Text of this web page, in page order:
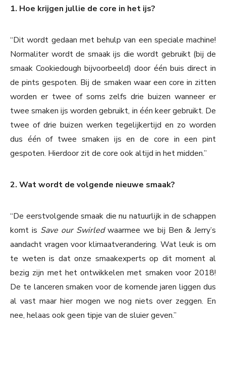
1. Hoe krijgen jullie de core in het ijs?
“Dit wordt gedaan met behulp van een speciale machine!
Normaliter wordt de smaak ijs die wordt gebruikt (bij de
smaak Cookiedough bijvoorbeeld) door één buis direct in
de pints gespoten. Bij de smaken waar een core in zitten
worden er twee of soms zelfs drie buizen wanneer er
twee smaken ijs worden gebruikt, in één keer gebruikt. De
twee of drie buizen werken tegelijkertijd en zo worden
dus één of twee smaken ijs en de core in een pint
gespoten. Hierdoor zit de core ook altijd in het midden.”
2. Wat wordt de volgende nieuwe smaak?
“De eerstvolgende smaak die nu natuurlijk in de schappen
komt is Save our Swirledwaarmee we bij Ben & Jerry’s
aandacht vragen voor klimaatverandering. Wat leuk is om
te weten is dat onze smaakexperts op dit moment al
bezig zijn met het ontwikkelen met smaken voor 2018!
De te lanceren smaken voor de komende jaren liggen dus
al vast maar hier mogen we nog niets over zeggen. En
nee, helaas ook geen tipje van de sluier geven.”